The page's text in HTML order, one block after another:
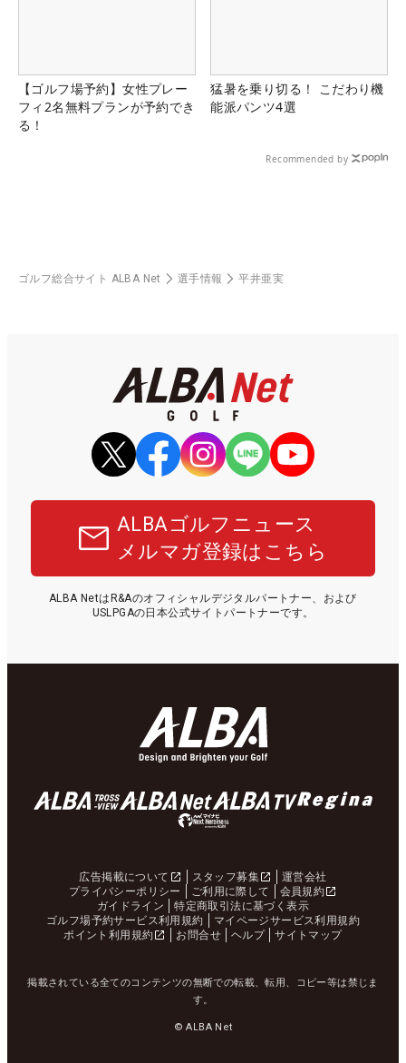
【ゴルフ場予約】女性プレー
フィ2名無料プランが予約でき
る！
猛暑を乗り切る！ こだわり機
能派パンツ4選
Recommended by
ゴルフ総合サイト ALBA Net 選手情報 平井亜実
ALBAゴルフニュース
メルマガ登録はこちら
ALBA NetはR&Aのオフィシャルデジタルパートナー、および
USLPGAの日本公式サイトパートナーです。
広告掲載について スタッフ募集
運営会社
プライバシーポリシー
ご利用に際して
会員規約
ガイドライン
特定商取引法に基づく表示
ゴルフ場予約サービス利用規約
マイページサービス利用規約
ポイント利用規約
お問合せ ヘルプ サイトマップ
掲載されている全てのコンテンツの無断での転載、転用、コピー等は禁じま
す。
© ALBA Net